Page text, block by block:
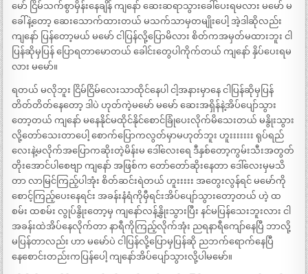
မော် ငြိမ်သက်စွာမှိန်းနေချိန် ကျနော် ဆေးဆရာသွားခေါ်ပေးရမလား မမော် မ
ခေါ်နဲ့တော့ ဆေးသောက်ထားတယ် မသက်သာမှတမျိုးပေါ့ အဲ့ဒါဆိုလည်း
ကျနော် ပြန်တော့မယ် မမော် ငါပြန်လို့ပြောမိလား စိတ်ကအမှတ်မထားဘူး ငါ
ပြန်ဆိုမှပြန် ပြောရတာမောတယ် ခေါင်းတွေပါကိုက်တယ် ကျနော် နှိပ်ပေးရမ
လား မမော်။
ရတယ် မလိုဘူး ငြိမ်ငြိမ်လေးသာထိုင်နေပါ ငါ့အနားမှာနေ ငါပြန်ဆိုမှပြန်
တိတ်တိတ်နေတော့ ဒါပဲ ဟုတ်ကဲ့မမော် မမော် ဆေးအရှိန်နဲ့အိပ်ပျော်သွား
တော့တယ် ကျနော် မနေနိုင်မထိုင်နိုင်စောင်ခြုံပေးလိုက်မိသေးတယ် မနွိုးသွား
လို့တော်သေးတာပေါ့ စောက်ပြောကလွတ်မှာမဟုတ်ဘူး ဟူးးးးးးး ရုပ်ရည်
လေးနဲ့မလိုက်အပြောကဆိုးတဲ့မိန်းမ ဒေါ်လေးရေ ဒီနှစ်တော့ကွမ်းသီးအတွတ်
တိုးအောင်ပါစေဗျာ ကျနော် အဖြစ်က တော်တော်ဆိုးနေတာ ဒေါ်လေးမှမသိ
တာ လာမြင်ကြည့်ပါအုံး စိတ်ဆင်းရဲတယ် ဟူးးးးး အတွေးလွန်ရင် မမော်ကို
စောင့်ကြည့်ပေးနေရင်း အခန်းနံရံကိုမှီရင်းအိပ်ပျော်သွားတော့တယ် ဟဲ့ ထ
စမ်း ထစမ်း လွုပ်နွိုးတော့မှ ကျနော်လန့်နွိုးသွားပြီး နင်မပြန်သေးဘူးလား ငါ
အခန်းထဲအိပ်နေလိုက်တာ နာရီကိုကြည့်လိုက်အုံး ညရနာရီကျော်နေပြီ ဘာလို့
မပြန်တာလည်း ဟာ မမော်ပဲ ငါပြန်လို့ပြောမှပြန်ဆို ညဘက်ရောက်နေပြီ
နေစောင်းတည်းကပြန်ပေါ့ ကျနော်အိပ်ပျော်သွားလို့ပါမမော်။